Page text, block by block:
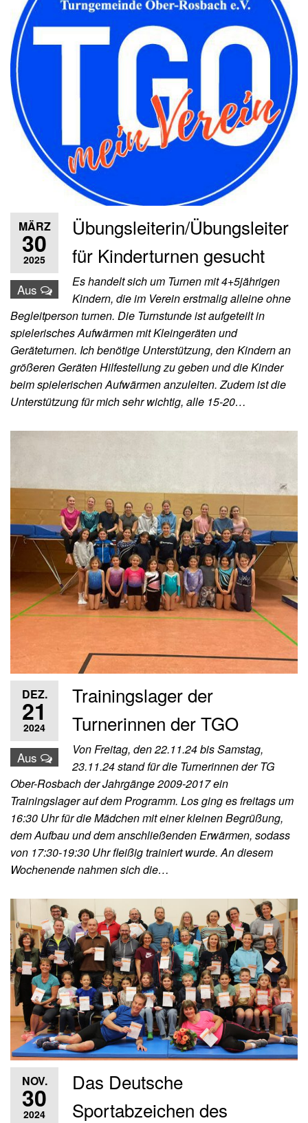
MÄRZ
30
2025
Aus
Übungsleiterin/Übungsleiter
für Kinderturnen gesucht
Es handelt sich um Turnen mit 4+5jährigen
Kindern, die im Verein erstmalig alleine ohne
Begleitperson turnen. Die Turnstunde ist aufgeteilt in
spielerisches Aufwärmen mit Kleingeräten und
Geräteturnen. Ich benötige Unterstützung, den Kindern an
größeren Geräten Hilfestellung zu geben und die Kinder
beim spielerischen Aufwärmen anzuleiten. Zudem ist die
Unterstützung für mich sehr wichtig, alle 15-20…
DEZ.
21
2024
Aus
Trainingslager der
Turnerinnen der TGO
Von Freitag, den 22.11.24 bis Samstag,
23.11.24 stand für die Turnerinnen der TG
Ober-Rosbach der Jahrgänge 2009-2017 ein
Trainingslager auf dem Programm. Los ging es freitags um
16:30 Uhr für die Mädchen mit einer kleinen Begrüßung,
dem Aufbau und dem anschließenden Erwärmen, sodass
von 17:30-19:30 Uhr fleißig trainiert wurde. An diesem
Wochenende nahmen sich die…
NOV.
30
2024
Das Deutsche
Sportabzeichen des